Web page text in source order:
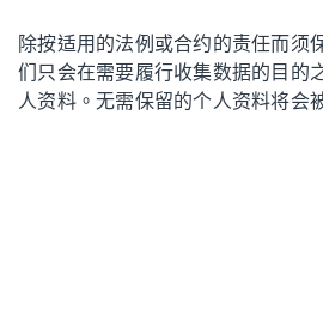
除按适用的法例或合约的责任而须
们只会在需要履行收集数据的目的
人资料。无需保留的个人资料将会